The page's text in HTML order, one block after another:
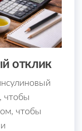
отклик
чтобы
чтобы